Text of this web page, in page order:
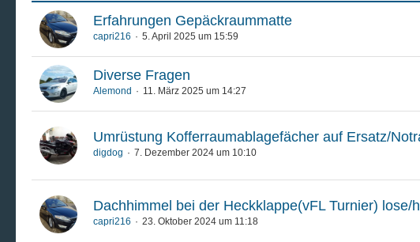
Erfahrungen Gepäckraummatte
capri216 5. April 2025 um 15:59
Diverse Fragen
Alemond 11. März 2025 um 14:27
Umrüstung Kofferraumablagefächer auf Ersatz/
digdog 7. Dezember 2024 um 10:10
Dachhimmel bei der Heckklappe(vFL Turnier) lose/
capri216 23. Oktober 2024 um 11:18